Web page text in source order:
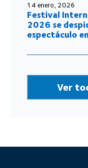
14 enero, 2026
Festival
2026 se
espectáculo
Ver